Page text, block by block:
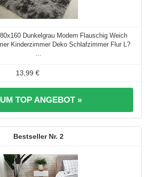
Dunkelgrau Modern Flauschig Weich
Kinderzimmer Deko Schlafzimmer Flur L?
13,99 €
TOP ANGEBOT »
2